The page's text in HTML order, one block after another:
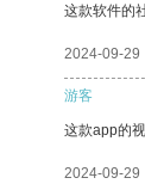
这款软件的
2024-09-29
游客
这款app的
2024-09-29